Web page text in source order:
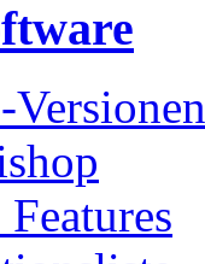
Versionen